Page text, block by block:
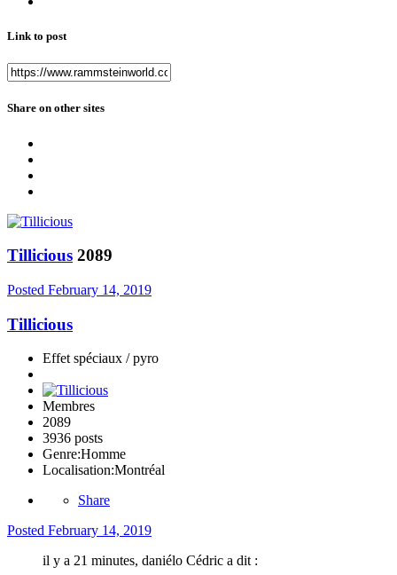
Link to post
Share on other sites
Tillicious 2089
Posted February 14, 2019
Tillicious
Effet spéciaux / pyro
Membres
2089
3936 posts
Genre:Homme
Localisation:Montréal
Share
Posted February 14, 2019
il y a 21 minutes, daniélo Cédric a dit :